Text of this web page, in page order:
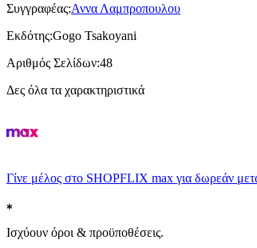
Συγγραφέας:Αννα Λαμπροπουλου
Εκδότης:Gogo Tsakoyani
Αριθμός Σελίδων:48
Δες όλα τα χαρακτηριστικά
Γίνε μέλος στο SHOPFLIX max για δωρεάν
Ισχύουν όροι & προϋποθέσεις.